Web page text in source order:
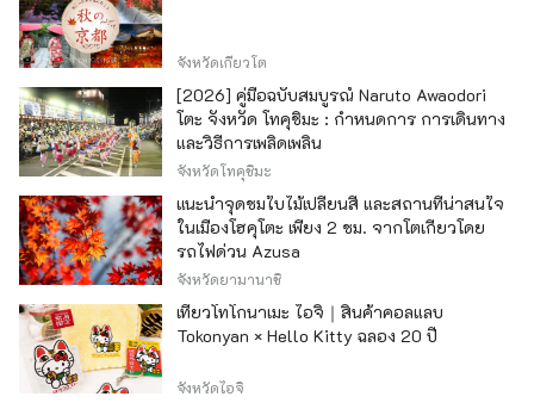
จังหวัดเกียวโต
[2026] คู่มือฉบับสมบูรณ์ Naruto Awaodori
โตะ จังหวัด โทคุชิมะ : กำหนดการ การเดินทาง
และวิธีการเพลิดเพลิน
จังหวัดโทคุชิมะ
แนะนำจุดชมใบไม้เปลี่ยนสี และสถานที่น่าสนใจ
ในเมืองโฮคุโตะ เพียง 2 ชม. จากโตเกียวโดย
รถไฟด่วน Azusa
จังหวัดยามานาชิ
เที่ยวโทโกนาเมะ ไอจิ｜สินค้าคอลแลบ
Tokonyan × Hello Kitty ฉลอง 20 ปี
จังหวัดไอจิ